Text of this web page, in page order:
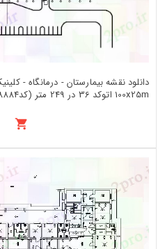
دانلود نقشه بیمارستان - درمانگاه -
100x25m اتوکد 36 در 249 متر (کد168884)